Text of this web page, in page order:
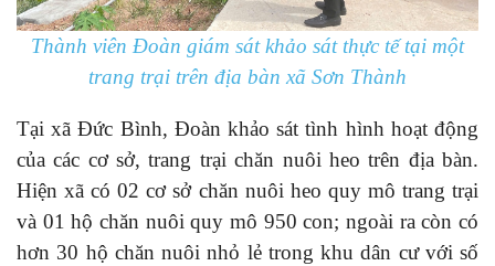
Thành viên Đoàn giám sát khảo sát thực tế tại một
trang trại trên địa bàn xã Sơn Thành
Tại xã Đức Bình, Đoàn khảo sát tình hình hoạt động
của các cơ sở, trang trại chăn nuôi heo trên địa bàn.
Hiện xã có 02 cơ sở chăn nuôi heo quy mô trang trại
và 01 hộ chăn nuôi quy mô 950 con; ngoài ra còn có
hơn 30 hộ chăn nuôi nhỏ lẻ trong khu dân cư với số